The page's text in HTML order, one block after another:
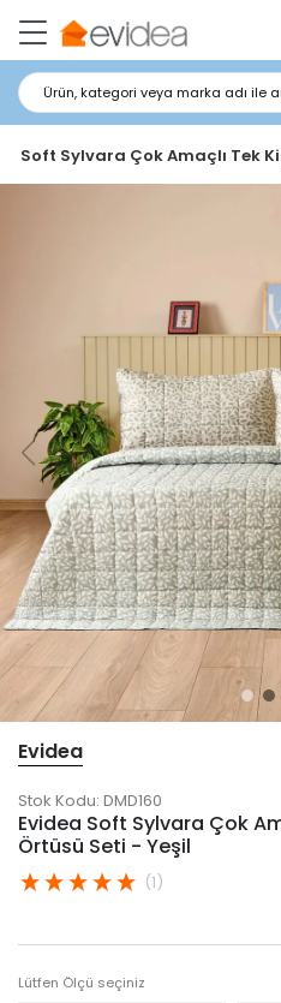
Ürün, kategori veya marka adı ile
Soft Sylvara Çok Amaçlı Tek
Evidea
Stok Kodu: DMD160
Evidea Soft Sylvara Çok
Örtüsü Seti - Yeşil
(1)
Lütfen Ölçü seçiniz